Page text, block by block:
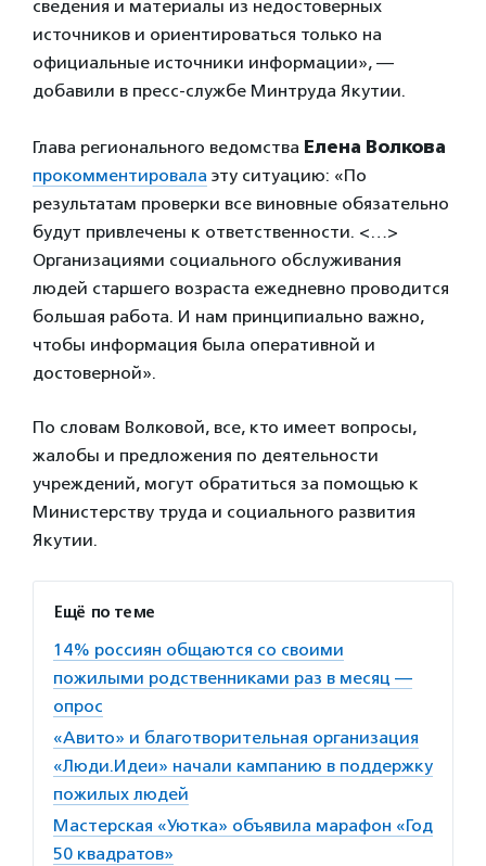
сведения и материалы из недостоверных
источников и ориентироваться только на
официальные источники информации», —
добавили в пресс-службе Минтруда Якутии.
Глава регионального ведомства Елена Волкова
прокомментировала эту ситуацию: «По
результатам проверки все виновные обязательно
будут привлечены к ответственности. <…>
Организациями социального обслуживания
людей старшего возраста ежедневно проводится
большая работа. И нам принципиально важно,
чтобы информация была оперативной и
достоверной».
По словам Волковой, все, кто имеет вопросы,
жалобы и предложения по деятельности
учреждений, могут обратиться за помощью к
Министерству труда и социального развития
Якутии.
Ещё по теме
14% россиян общаются со своими
пожилыми родственниками раз в месяц —
опрос
«Авито» и благотворительная организация
«Люди.Идеи» начали кампанию в поддержку
пожилых людей
Мастерская «Уютка» объявила марафон «Год
50 квадратов»